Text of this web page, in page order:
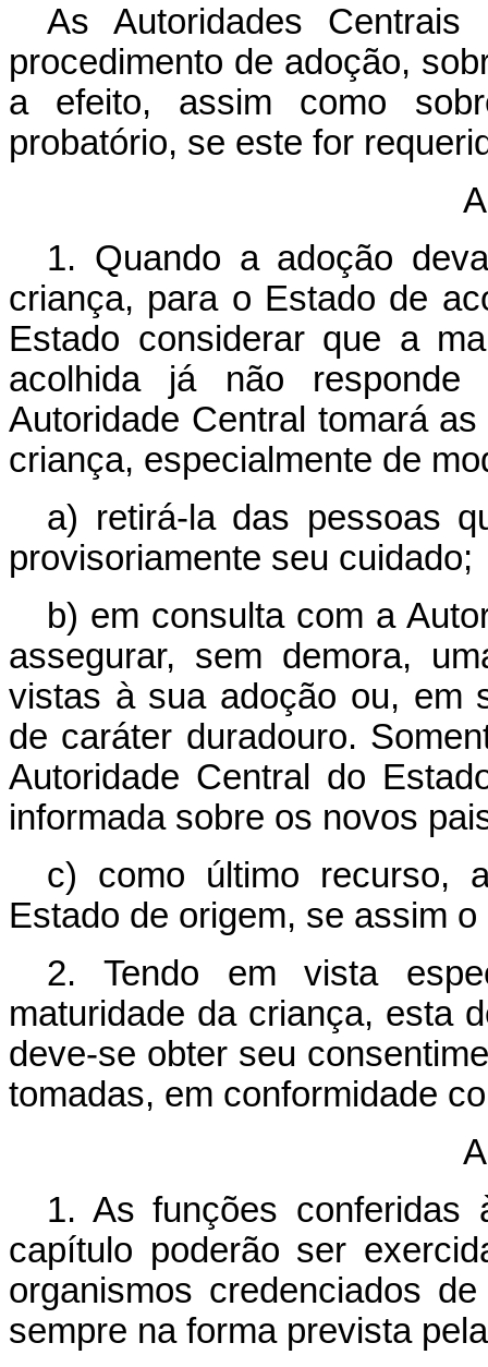
As Autoridades Centrais
procedimento de adoção,
a efeito, assim como
probatório, se este for
1. Quando a adoção
criança, para o Estado de
Estado considerar que a
acolhida já não
Autoridade Central tomará
criança, especialmente de
a) retirá-la das pessoas
provisoriamente seu cuidado;
b) em consulta com a
assegurar, sem demora,
vistas à sua adoção ou, em
de caráter duradouro.
Autoridade Central do
informada sobre os novos
c) como último recurso,
Estado de origem, se assim
2. Tendo em vista
maturidade da criança, esta
deve-se obter seu
tomadas, em conformidade
1. As funções conferidas
capítulo poderão ser
organismos credenciados
sempre na forma prevista